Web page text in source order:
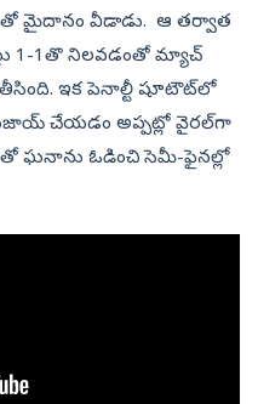
మైదానం వీడాడు. ఆ తర్వాత
1-1తొ నిలవడంతో మ్యాచ్‌
ఇక పెనాల్టీ షూటౌట్‌లో
చేయడం అప్పట్లో వైరల్‌గా
ఘనాను ఓడించి సెమీ-ఫైనల్లో